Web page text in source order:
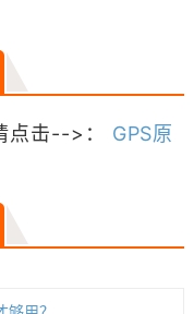
点击-->： GPS原